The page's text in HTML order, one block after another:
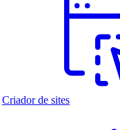
Criador de sites